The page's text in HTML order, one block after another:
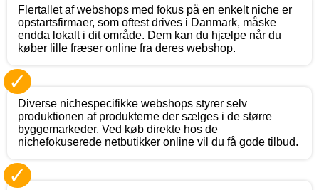
Flertallet af webshops med fokus på en enkelt niche er
opstartsfirmaer, som oftest drives i Danmark, måske
endda lokalt i dit område. Dem kan du hjælpe når du
køber lille fræser online fra deres webshop.
✓
Diverse nichespecifikke webshops styrer selv
produktionen af produkterne der sælges i de større
byggemarkeder. Ved køb direkte hos de
nichefokuserede netbutikker online vil du få gode tilbud.
✓